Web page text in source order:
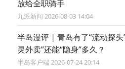
放给全职骑手
九派新闻 2026-08-03 14:04
半岛漫评 | 青岛有了“流动探头
灵外卖”还能“隐身”多久？
半岛客户端 2026-07-24 20:14